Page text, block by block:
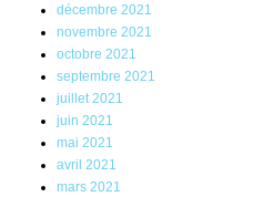
décembre 2021
novembre 2021
octobre 2021
septembre 2021
juillet 2021
juin 2021
mai 2021
avril 2021
mars 2021